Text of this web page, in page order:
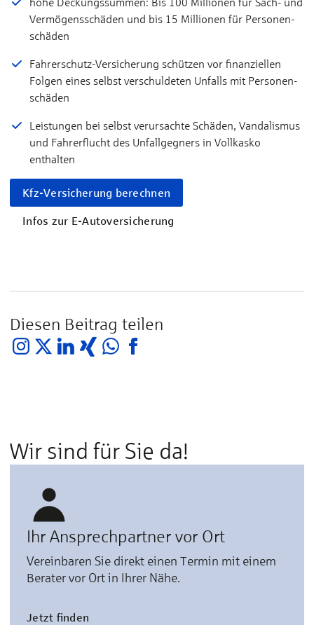
Ver­mö­gens­schä­den und bis 15 Millionen für Per­so­nen­
schä­den
Fahrerschutz-Versicher­ung schützen vor finan­ziellen
Folgen eines selbst verschul­deten Unfalls mit Personen­
schäden
Leistungen bei selbst verursachte Schäden, Vandalismus
und Fahrer­flucht des Unfall­gegners in Vollkasko
enthalten
Kfz-Versicherung berechnen
Infos zur E-Autoversicherung
Diesen Beitrag teilen
Wir sind für Sie da!
Ihr Ansprechpartner vor Ort
Vereinbaren Sie direkt einen Termin mit einem
Berater vor Ort in Ihrer Nähe.
Jetzt finden